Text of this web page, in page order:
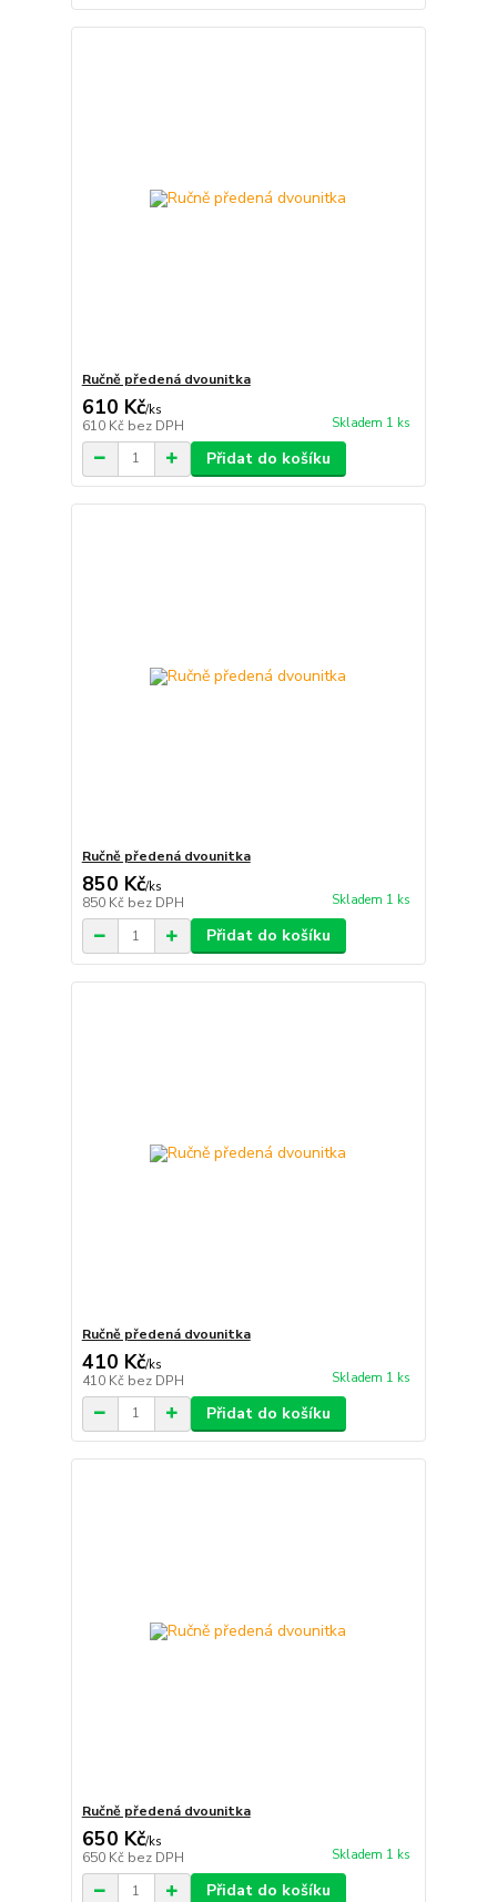
Ručně předená dvounitka
610 Kč/ks
610 Kč bez DPH Skladem 1 ks
Přidat do košíku
Ručně předená dvounitka
850 Kč/ks
850 Kč bez DPH Skladem 1 ks
Přidat do košíku
Ručně předená dvounitka
410 Kč/ks
410 Kč bez DPH Skladem 1 ks
Přidat do košíku
Ručně předená dvounitka
650 Kč/ks
650 Kč bez DPH Skladem 1 ks
Přidat do košíku